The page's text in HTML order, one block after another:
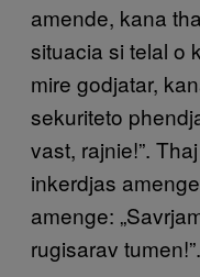
amende, kana
situacia si telal o
mire godjatar,
sekuriteto
vast, rajnie!”.
inkerdjas
amenge:
rugisarav tumen!”.